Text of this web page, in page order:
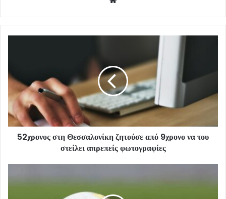
52χρονος στη Θεσσαλονίκη ζητούσε από 9χρονο να του
στείλει απρεπείς φωτογραφίες